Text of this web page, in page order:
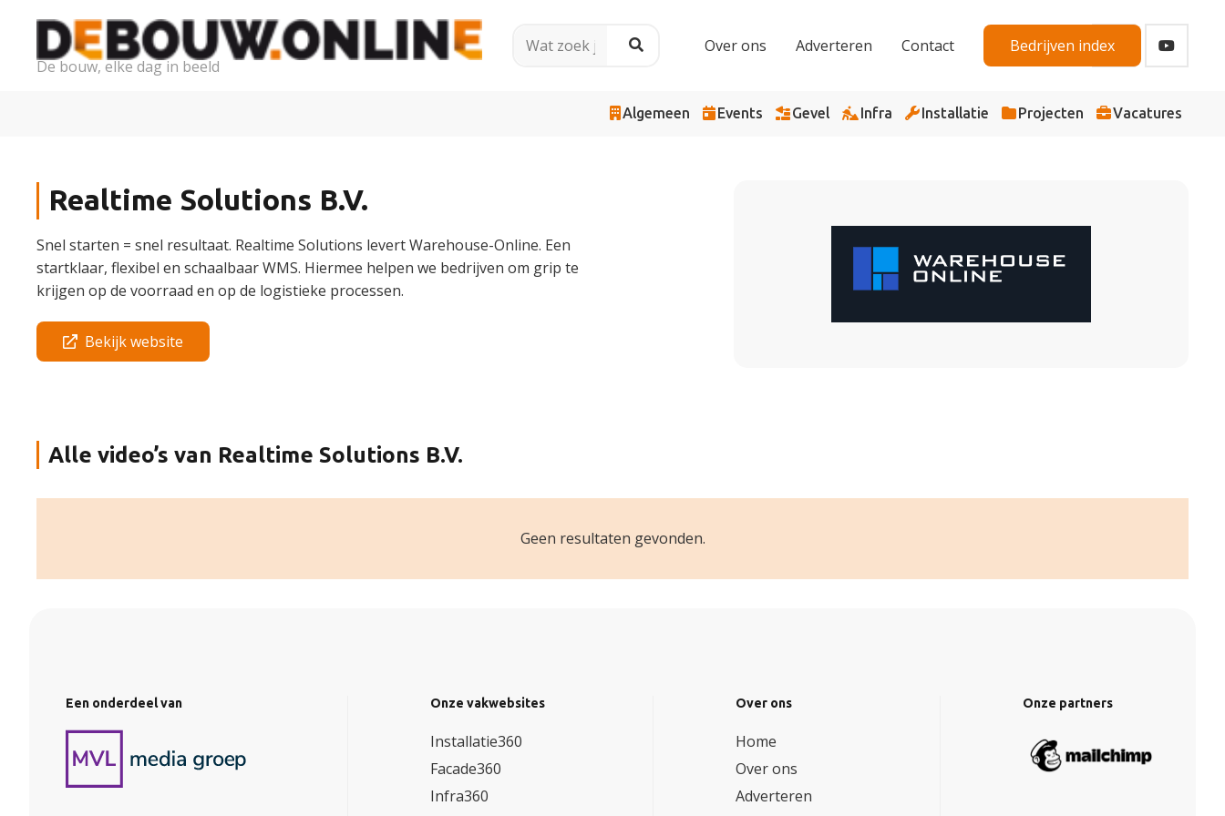
De bouw, elke dag in beeld
Over ons Adverteren Contact Bedrijven index
Algemeen Events Gevel Infra Installatie Projecten Vacatures
Realtime Solutions B.V.
Snel starten = snel resultaat. Realtime Solutions levert Warehouse-Online. Een
startklaar, flexibel en schaalbaar WMS. Hiermee helpen we bedrijven om grip te
krijgen op de voorraad en op de logistieke processen.
Bekijk website
Alle video’s van Realtime Solutions B.V.
Geen resultaten gevonden.
Een onderdeel van Onze vakwebsites
Installatie360
Facade360
Infra360
Over ons
Home
Over ons
Adverteren
Onze partners